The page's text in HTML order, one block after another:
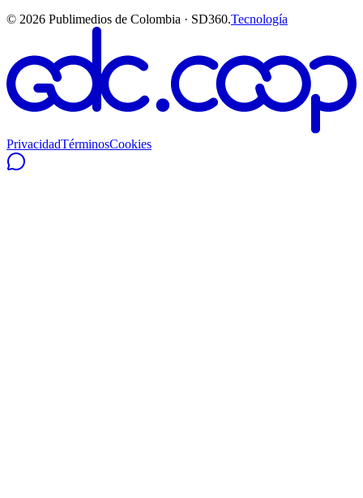
© 2026 Publimedios de Colombia · SD360.Tecnología
PrivacidadTérminosCookies